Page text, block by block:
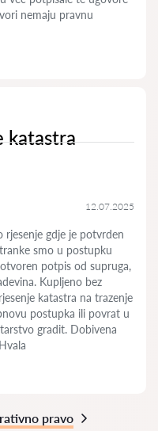
nemaju pravnu
katastra
12.07.2025
gdje je potvrden
smo u postupku
potpis od supruga,
Kupljeno bez
katastra na trazenje
postupka ili povrat u
gradit. Dobivena
pravo